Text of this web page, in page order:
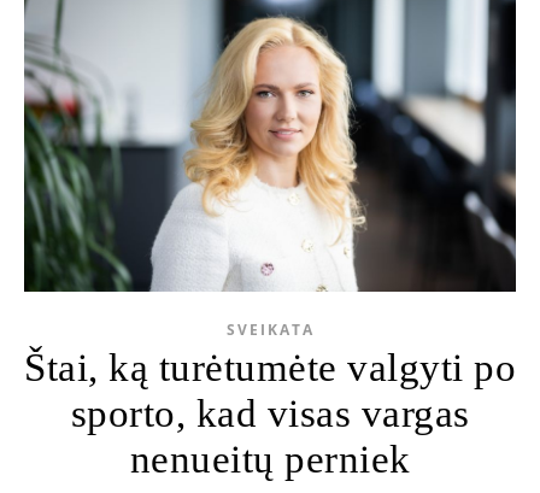
SVEIKATA
Štai, ką turėtumėte valgyti po
sporto, kad visas vargas
nenueitų perniek